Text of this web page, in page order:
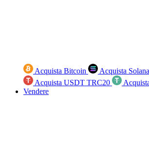
Acquista Bitcoin Acquista Solana
Acquista USDT TRC20
Vendere